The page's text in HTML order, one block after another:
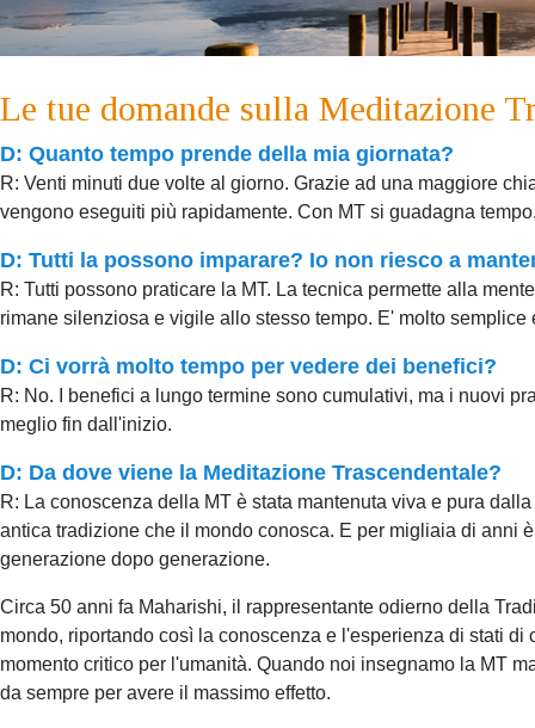
Le tue domande sulla Meditazione
D: Quanto tempo prende della mia giornata?
R: Venti minuti due volte al giorno. Grazie ad una maggiore
vengono eseguiti più rapidamente. Con MT si guadagna
D: Tutti la possono imparare? Io non riesco a
R: Tutti possono praticare la MT. La tecnica permette alla
rimane silenziosa e vigile allo stesso tempo. E' molto semplice
D: Ci vorrà molto tempo per vedere dei benefici?
R: No. I benefici a lungo termine sono cumulativi, ma i nuovi
meglio fin dall'inizio.
D: Da dove viene la Meditazione Trascendentale?
R: La conoscenza della MT è stata mantenuta viva e pura
antica tradizione che il mondo conosca. E per migliaia di anni
generazione dopo generazione.
Circa 50 anni fa Maharishi, il rappresentante odierno della
mondo, riportando così la conoscenza e l'esperienza di stati di
momento critico per l'umanità. Quando noi insegnamo la MT
da sempre per avere il massimo effetto.